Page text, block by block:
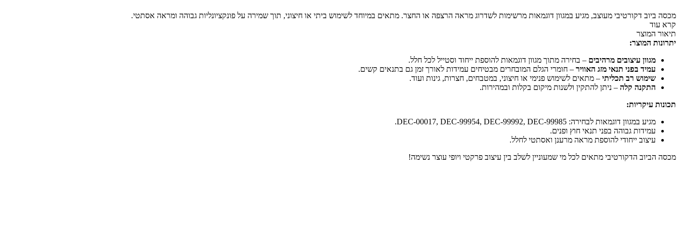
ביוב
דקורטיבי
|
מגוון
מרהיבות
מכסה ביוב דקורטיבי מעוצב, מגיע במגוון דוגמאות מרשימות לשדרוג מראה הרצפה או החצר. מתאים במיוחד לשימוש ביתי או חיצוני, תוך שמירה על פונקציונליות גבוהה ומראה אסתטי.
קרא עוד
תיאור המוצר
יתרונות המוצר:
מגוון עיצובים מרהיבים – בחירה מתוך מגוון דוגמאות להוספת ייחוד וסטייל לכל חלל.
עמיד בפני תנאי מזג האוויר – חומרי הגלם המובחרים מבטיחים עמידות לאורך זמן גם בתנאים קשים.
שימוש רב תכליתי – מתאים לשימוש פנימי או חיצוני, במטבחים, חצרות, גינות ועוד.
התקנה קלה – ניתן להתקין ולשנות מיקום בקלות ובמהירות.
תכונות עיקריות:
מגיע במגוון דוגמאות לבחירה: DEC-00017, DEC-99954, DEC-99992, DEC-99985.
עמידות גבוהה בפני תנאי חוץ ופנים.
עיצוב ייחודי להוספת מראה מרענן ואסתטי לחלל.
מכסה הביוב הדקורטיבי מתאים לכל מי שמעוניין לשלב בין עיצוב פרקטי ויופי עוצר נשימה!